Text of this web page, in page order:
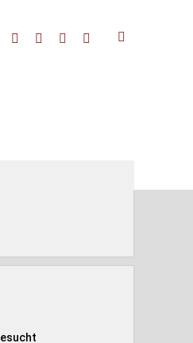
threadslinkedinyoutube
rss amazon